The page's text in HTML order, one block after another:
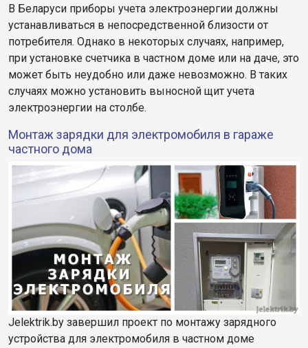
В Беларуси приборы учета электроэнергии должны
устанавливаться в непосредственной близости от
потребителя. Однако в некоторых случаях, например,
при установке счетчика в частном доме или на даче, это
может быть неудобно или даже невозможно. В таких
случаях можно установить выносной щит учета
электроэнергии на столбе.
Монтаж зарядки для электромобиля в гараже
частного дома
Jelektrik.by завершил проект по монтажу зарядного
устройства для электромобиля в частном доме